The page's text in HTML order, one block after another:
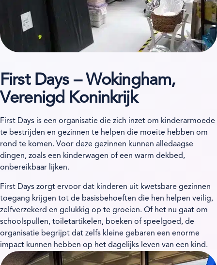
First Days – Wokingham,
Verenigd Koninkrijk
First Days is een organisatie die zich inzet om kinderarmoede
te bestrijden en gezinnen te helpen die moeite hebben om
rond te komen. Voor deze gezinnen kunnen alledaagse
dingen, zoals een kinderwagen of een warm dekbed,
onbereikbaar lijken.
First Days zorgt ervoor dat kinderen uit kwetsbare gezinnen
toegang krijgen tot de basisbehoeften die hen helpen veilig,
zelfverzekerd en gelukkig op te groeien. Of het nu gaat om
schoolspullen, toiletartikelen, boeken of speelgoed, de
organisatie begrijpt dat zelfs kleine gebaren een enorme
impact kunnen hebben op het dagelijks leven van een kind.